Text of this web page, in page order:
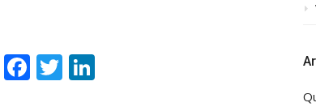
Facebook
Twitter
LinkedIn